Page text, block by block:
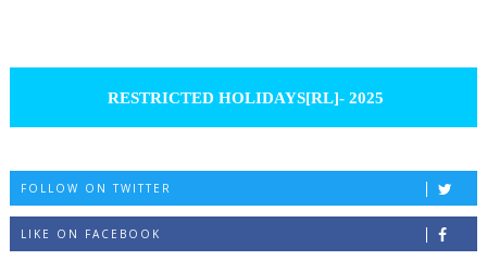
RESTRICTED HOLIDAYS[RL]- 2025
FOLLOW ON TWITTER
LIKE ON FACEBOOK